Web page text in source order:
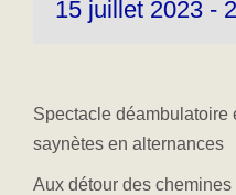
15 juillet 2023 -
Spectacle déambulatoire
saynètes en alternances
Aux détour des chemines